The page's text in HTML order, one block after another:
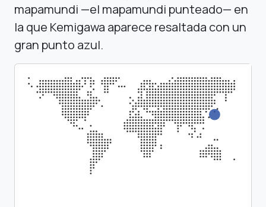
mapamundi —el mapamundi punteado— en
la que Kemigawa aparece resaltada con un
gran punto azul.